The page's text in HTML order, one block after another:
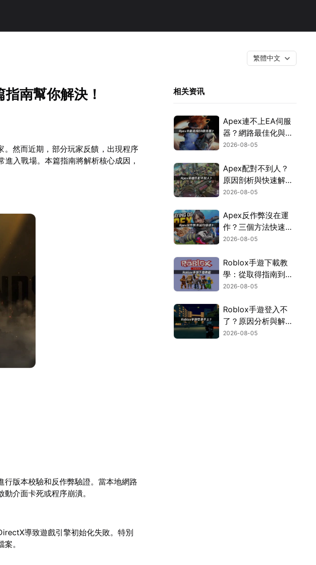
繁體中文
南幫你解決！
。然而近期，部分玩家反饋，出現程序
入戰場。本篇指南將解析核心成因，
行版本校驗和反作弊驗證。當本地網路
介面卡死或程序崩潰。
導致遊戲引擎初始化失敗。特別
。
相关资讯
Apex連不上EA伺服
器？網路最佳化與疑
難排解全攻略！
2026-08-05
Apex配對不到人？
原因剖析與快速解決
方式！
2026-08-05
Apex反作弊沒在運
作？三個方法快速解
決！
2026-08-05
Roblox手遊下載教
學：從取得指南到登
入疑難排解！
2026-08-05
Roblox手遊登入不
了？原因分析與解決
方案！
2026-08-05